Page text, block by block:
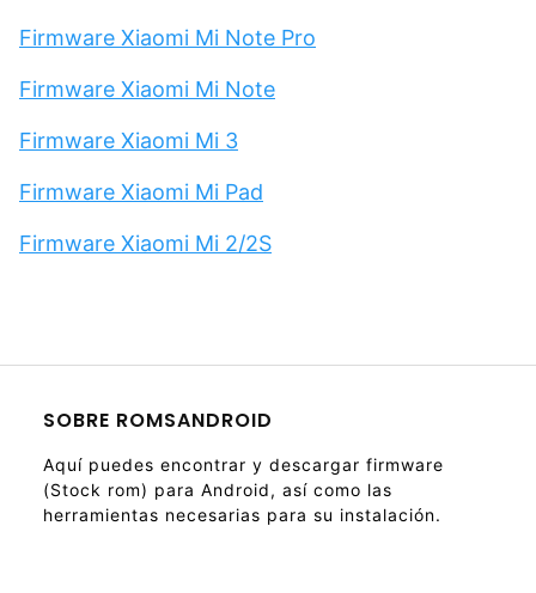
Firmware Xiaomi Mi Note Pro
Firmware Xiaomi Mi Note
Firmware Xiaomi Mi 3
Firmware Xiaomi Mi Pad
Firmware Xiaomi Mi 2/2S
SOBRE ROMSANDROID
Aquí puedes encontrar y descargar firmware
(Stock rom) para Android, así como las
herramientas necesarias para su instalación.